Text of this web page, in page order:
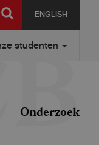
ENGLISH
SEARCH
studenten
Onderzoek